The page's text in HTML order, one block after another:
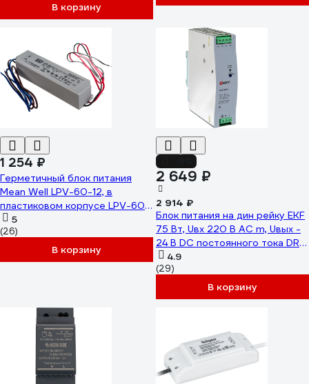
В корзину
1 254 ₽
Герметичный блок питания
Mean Well LPV-60-12, в
пластиковом корпусе LPV-60-
12 5
(26)
В корзину
2 649 ₽
2 914 ₽
Блок питания на дин рейку EKF
75 Вт, Uвх 220 В AC m, Uвых -
24 В DC постоянного тока DR-
E-75W-24
4.9
(29)
В корзину